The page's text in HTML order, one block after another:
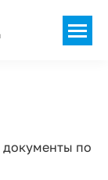
документы по